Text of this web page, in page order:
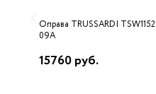
Оправа TRUSSARDI TSW1152
09A
15760 руб.